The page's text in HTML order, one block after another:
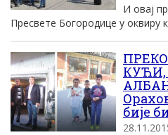
И овај
Пресвете Богородице у оквиру
КУЋИ,
бије